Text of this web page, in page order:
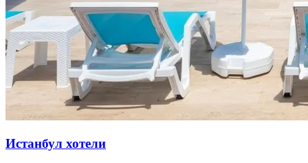
Истанбул хотели